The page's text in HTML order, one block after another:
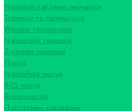
Nextorch тактичні перчатки
Термоси та термокухлі
Wacaco термокухлі
Naturehike термоси
Zojirushi термоси
Посуд
Naturehike посуд
BRS посуд
Roxon посуд
Портативні кавоварки